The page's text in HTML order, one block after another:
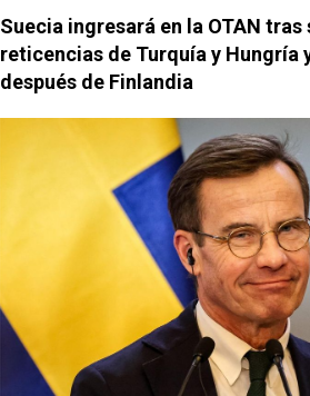
Suecia ingresará en la OTAN tras
reticencias de Turquía y Hungría
después de Finlandia